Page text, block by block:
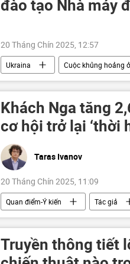
đào tạo Nhà máy
20 Tháng Chín 2025, 12:57
Ukraina Cuộc khủng hoảng
Zaporozhye
IAEA
Khách Nga tăng
cơ hội trở lại ‘thời
Taras Ivanov
20 Tháng Chín 2025, 11:09
Quan điểm-Ý kiến Tác giả
Du lịch
Aeroflot
Vladivostok
Nha Trang
Truyền thông tiết